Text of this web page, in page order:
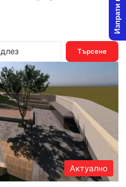
Т
ъ
е
н
е
а
:
Актуално